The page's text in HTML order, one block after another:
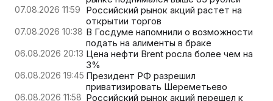
07.08.2026 11:59
Российский рынок акций растет на
открытии торгов
07.08.2026 10:38 В Госдуме напомнили о возможности
подать на алименты в браке
06.08.2026 20:13 Цена нефти Brent росла более чем на
3%
06.08.2026 19:45 Президент РФ разрешил
приватизировать Шереметьево
06.08.2026 11:58 Российский рынок акций перешел к